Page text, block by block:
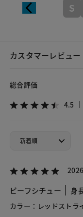
S
カスタマーレビュー
総合評価
4.5
ビーフシチュー 身
カラー：レッドストラ